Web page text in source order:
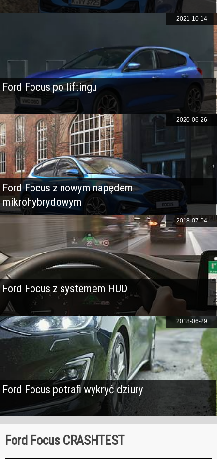
Ford Focus po liftingu
2021-10-14
Ford Focus z nowym napędem
mikrohybrydowym
2020-06-26
Ford Focus z systemem HUD
2018-07-04
Ford Focus potrafi wykryć dziury
2018-06-29
Ford Focus CRASHTEST